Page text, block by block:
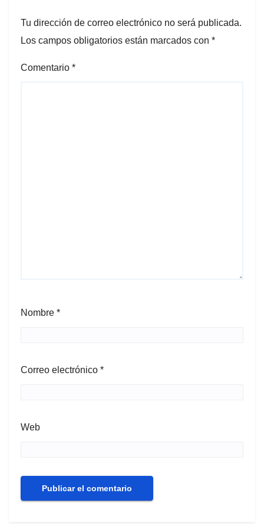
Tu dirección de correo electrónico no será publicada.
Los campos obligatorios están marcados con *
Comentario *
Nombre *
Correo electrónico *
Web